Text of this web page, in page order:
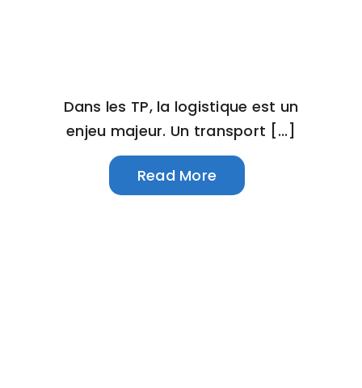
Dans les TP, la logistique est un
enjeu majeur. Un transport [...]
Read More